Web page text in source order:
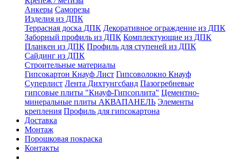
Анкеры Саморезы
Изделия из ДПК
Террасная доска ДПК Декоративное ограждение из ДПК
Заборный профиль из ДПК Комплектующие из ДПК
Планкен из ДПК Профиль для ступеней из ДПК
Сайдинг из ДПК
Строительные материалы
Гипсокартон Кнауф Лист Гипсоволокно Кнауф
Суперлист Лента Дихтунгсбанд Пазогребневые
гипсовые плиты "Кнауф-Гипсоплита" Цементно-
минеральные плиты АКВАПАНЕЛЬ Элементы
крепления Профиль для гипсокартона
Доставка
Монтаж
Порошковая покраска
Контакты